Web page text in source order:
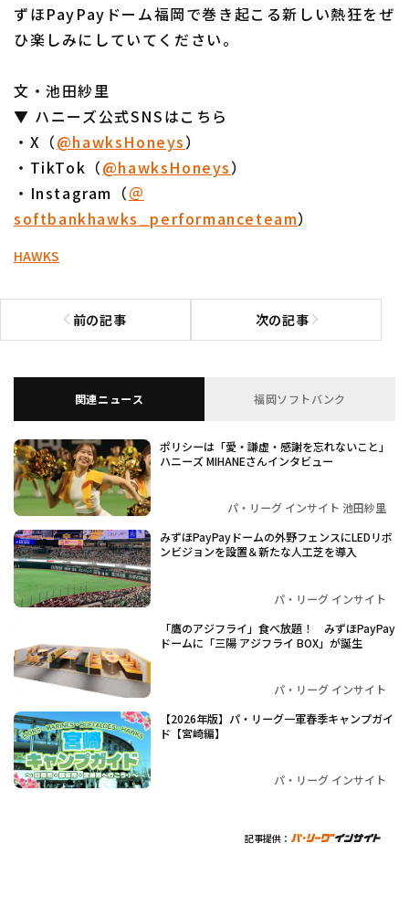
ずほPayPayドーム福岡で巻き起こる新しい熱狂をぜ
ひ楽しみにしていてください。
文・池田紗里
▼ ハニーズ公式SNSはこちら
・X（@hawksHoneys）
・TikTok（@hawksHoneys）
・Instagram（＠
softbankhawks_performanceteam）
HAWKS
前の記事
前の記事へ 次の記事次の記事へ
関連ニュース 福岡ソフトバンク
ポリシーは「愛・謙虚・感謝を忘れないこと」
ハニーズ MIHANEさんインタビュー
パ・リーグ インサイト 池田紗里
みずほPayPayドームの外野フェンスにLEDリボ
ンビジョンを設置＆新たな人工芝を導入
パ・リーグ インサイト
「鷹のアジフライ」食べ放題！ みずほPayPay
ドームに「三陽 アジフライ BOX」が誕生
パ・リーグ インサイト
【2026年版】パ・リーグ一軍春季キャンプガイ
ド【宮崎編】
パ・リーグ インサイト
記事提供：